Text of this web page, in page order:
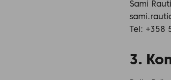
Sami
Tel: +358
3.